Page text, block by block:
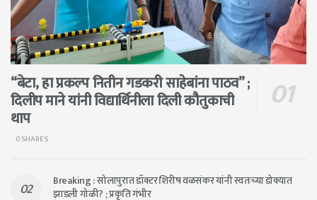
“बेटा, हा प्रकल्प नितीन गडकरी साहेबांना पाठव” ;
दिलीप माने यांनी विद्यार्थिनीला दिली कौतुकाची
थाप
0 SHARES
Breaking : सोलापुरात डॉक्टर शिरीष वळसंकर यांनी स्वतःच्या डोक्यात
झाडली गोळी? ; प्रकृति गंभीर